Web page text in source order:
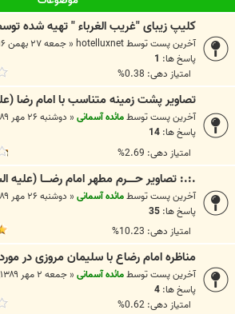
کلیپ زیبای "غریب الغرباء " تهیه شده
آخرین پست توسطhotelluxnet
« جمعه ۲۷ بهمن ۱۳۹۶, ۳:۴۹ ب.ظ
پاسخ ها: 1
امتیاز دهی: 0.38%
تصاویر پشت زمینه متناسب با امام رضا
آخرین پست توسطمائده آسمانی« دوشنبه ۲۶ مهر ۱۳۸۹, ۱:۳۸ ب.ظ
پاسخ ها: 14
امتیاز دهی: 2.69%
.:.: تصاویر حـــــرم مطهر امام رضــــا (علیه
آخرین پست توسطمائده آسمانی« دوشنبه ۲۶ مهر ۱۳۸۹, ۱:۳۵ ب.ظ
پاسخ ها: 35
امتیاز دهی: 10.23%
مناظره امام رضاع با سليمان مروزى در
آخرین پست توسطمائده آسمانی« جمعه ۲ مهر ۱۳۸۹, ۹:۰۴ ب.ظ
پاسخ ها: 4
امتیاز دهی: 0.62%